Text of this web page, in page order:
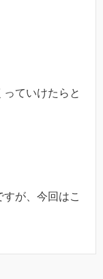
ていけたらと
が、今回はこ